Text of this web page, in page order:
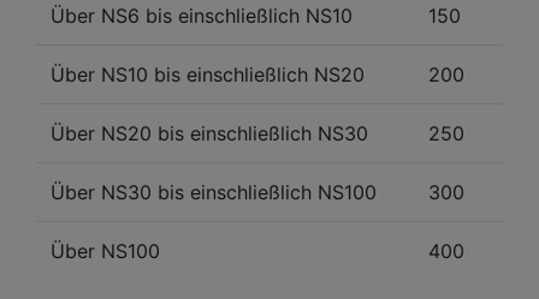
Über NS6 bis einschließlich NS10 150
Über NS10 bis einschließlich NS20 200
Über NS20 bis einschließlich NS30 250
Über NS30 bis einschließlich NS100 300
Über NS100 400